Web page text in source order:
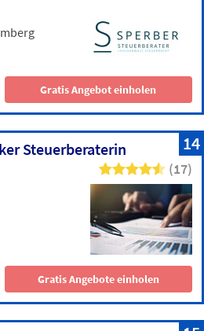
Gratis Angebot einholen
14
Steuerberaterin
(17)
Gratis Angebote einholen